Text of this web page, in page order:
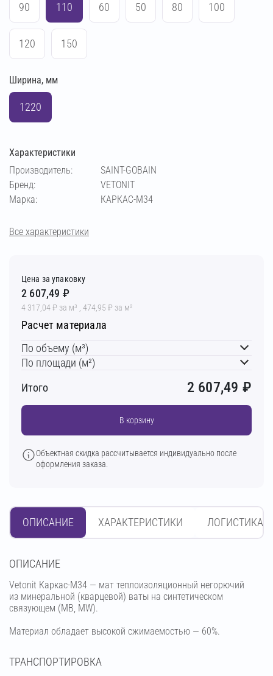
90 110 60 50 80 100
120 150
Ширина, мм
1220
Характеристики
Производитель:
SAINT-GOBAIN
Бренд:
VETONIT
Марка:
КАРКАС-М34
Все характеристики
Цена за упаковку
2 607,49 ₽
4 317,04 ₽ за м³ , 474,95 ₽ за м²
Расчет материала
По объему (м³)
По площади (м²)
Итого
2 607,49 ₽
В корзину
Объектная скидка рассчитывается индивидуально после
оформления заказа.
ОПИСАНИЕ ХАРАКТЕРИСТИКИ ЛОГИСТИКА
OПИСАНИЕ
Vetonit Каркас-М34 — мат теплоизоляционный негорючий
из минеральной (кварцевой) ваты на синтетическом
связующем (МВ, MW).
Материал обладает высокой сжимаемостью — 60%.
ТРАНСПОРТИРОВКА